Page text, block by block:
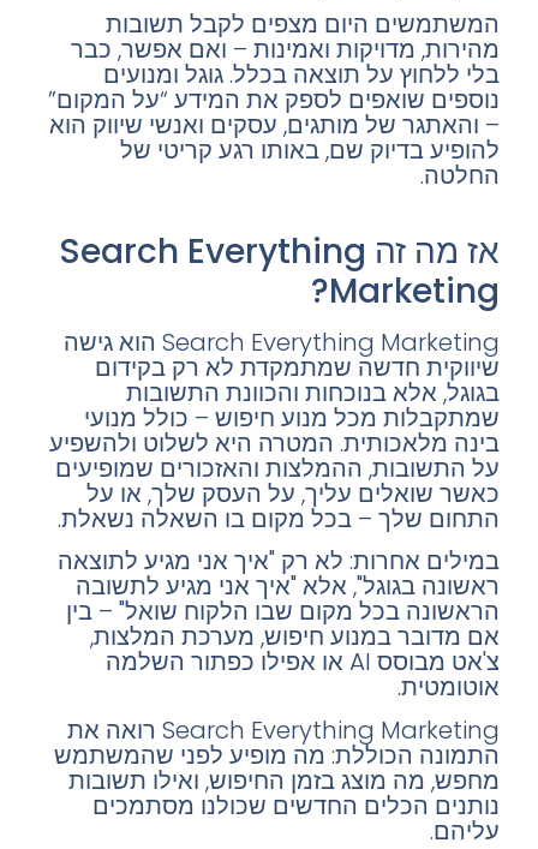
המשתמשים היום מצפים לקבל תשובות
מהירות, מדויקות ואמינות – ואם אפשר, כבר
בלי ללחוץ על תוצאה בכלל. גוגל ומנועים
נוספים שואפים לספק את המידע “על המקום”
– והאתגר של מותגים, עסקים ואנשי שיווק הוא
להופיע בדיוק שם, באותו רגע קריטי של
החלטה.
אז מה זה Search Everything
Marketing?
Search Everything Marketing הוא גישה
שיווקית חדשה שמתמקדת לא רק בקידום
בגוגל, אלא בנוכחות והכוונת התשובות
שמתקבלות מכל מנוע חיפוש – כולל מנועי
בינה מלאכותית. המטרה היא לשלוט ולהשפיע
על התשובות, ההמלצות והאזכורים שמופיעים
כאשר שואלים עליך, על העסק שלך, או על
התחום שלך – בכל מקום בו השאלה נשאלת.
במילים אחרות: לא רק "איך אני מגיע לתוצאה
ראשונה בגוגל", אלא "איך אני מגיע לתשובה
הראשונה בכל מקום שבו הלקוח שואל" – בין
אם מדובר במנוע חיפוש, מערכת המלצות,
צ'אט מבוסס AI או אפילו כפתור השלמה
אוטומטית.
Search Everything Marketing רואה את
התמונה הכוללת: מה מופיע לפני שהמשתמש
מחפש, מה מוצג בזמן החיפוש, ואילו תשובות
נותנים הכלים החדשים שכולנו מסתמכים
עליהם.